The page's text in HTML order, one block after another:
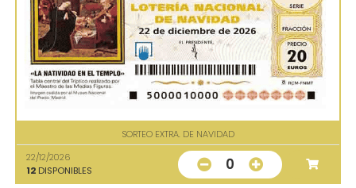
SORTEO EXTRA. DE NAVIDAD
22/12/2026
12 DISPONIBLES 0